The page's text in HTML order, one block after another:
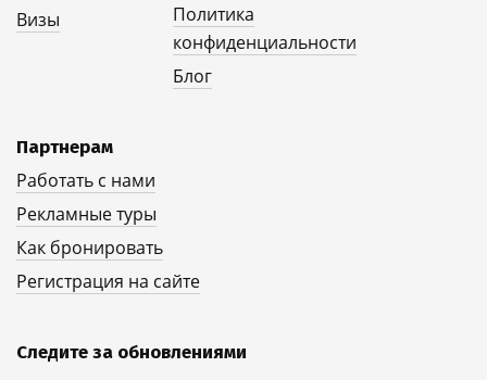
Визы
Политика
конфиденциальности
Блог
Партнерам
Работать с нами
Рекламные туры
Как бронировать
Регистрация на сайте
Следите за обновлениями